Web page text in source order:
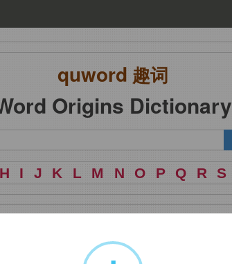
quword 趣词
Origins Dictionary
H I J K L M N O P Q R S